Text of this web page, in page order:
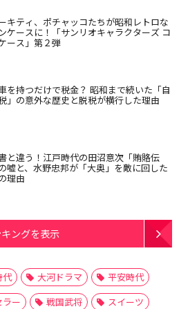
キティ、ポチャッコたちが昭和レトロな
ケースに！「サンリオキャラクターズ コ
ース」第２弾
を持つだけで税金？ 昭和まで続いた「自
」の意外な歴史と脱税が横行した理由
と違う！江戸時代の田沼意次「賄賂伝
嘘と、水野忠邦が「大奥」を敵に回した
理由
ングを表示
代 大河ドラマ
平安時代
ラー 戦国武将
スイーツ